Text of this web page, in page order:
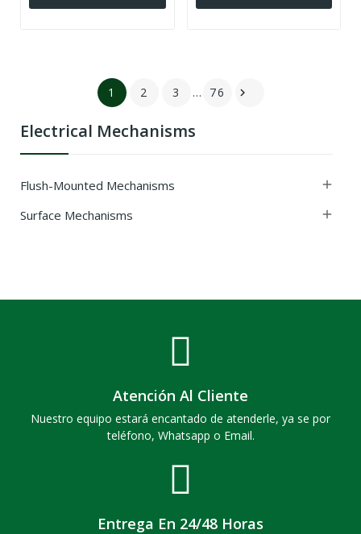
Electrical Mechanisms
Flush-Mounted Mechanisms 
Surface Mechanisms 
1 2 3 … 76 
Atención Al Cliente
Nuestro equipo estará encantado de atenderle, ya se por
teléfono, Whatsapp o Email.
Entrega En 24/48 Horas